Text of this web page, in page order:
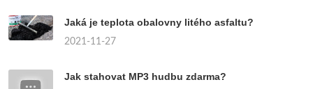
Jaká je teplota obalovny litého asfaltu?
2021-11-27
Jak stahovat MP3 hudbu zdarma?